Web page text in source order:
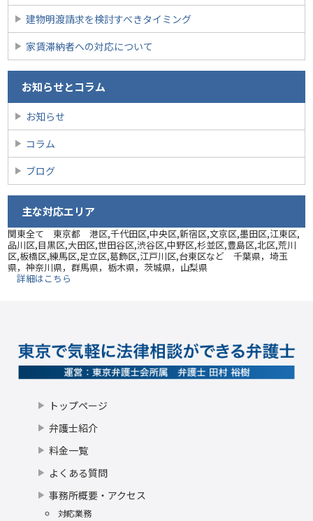
建物明渡請求を検討すべきタイミング
家賃滞納者への対応について
お知らせとコラム
お知らせ
コラム
ブログ
主な対応エリア
関東全て 東京都 港区,千代田区,中央区,新宿区,文京区,墨田区,江東区,
品川区,目黒区,大田区,世田谷区,渋谷区,中野区,杉並区,豊島区,北区,荒川
区,板橋区,練馬区,足立区,葛飾区,江戸川区,台東区など 千葉県，埼玉
県，神奈川県，群馬県，栃木県，茨城県，山梨県
詳細はこちら
トップページ
弁護士紹介
料金一覧
よくある質問
事務所概要・アクセス
対応業務